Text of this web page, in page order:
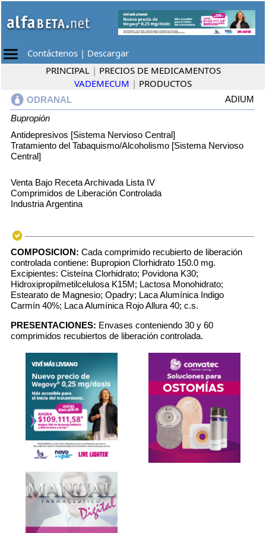
Contáctenos | Descargar
PRINCIPAL | PRECIOS DE MEDICAMENTOS
VADEMECUM | PRODUCTOS
ODRANAL
ADIUM
Bupropión
Antidepresivos [Sistema Nervioso Central]
Tratamiento del Tabaquismo/Alcoholismo [Sistema Nervioso
Central]
Venta Bajo Receta Archivada Lista IV
Comprimidos de Liberación Controlada
Industria Argentina
COMPOSICION: Cada comprimido recubierto de liberación
controlada contiene: Bupropion Clorhidrato 150.0 mg.
Excipientes: Cisteína Clorhidrato; Povidona K30;
Hidroxipropilmetilcelulosa K15M; Lactosa Monohidrato;
Estearato de Magnesio; Opadry; Laca Alumínica Indigo
Carmín 40%; Laca Alumínica Rojo Allura 40; c.s.
PRESENTACIONES: Envases conteniendo 30 y 60
comprimidos recubiertos de liberación controlada.